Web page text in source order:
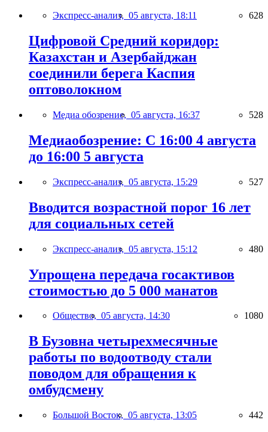
Экспресс-анализ, 05 августа, 18:11 628
Цифровой Средний коридор:
Казахстан и Азербайджан
соединили берега Каспия
оптоволокном
Медиа обозрение, 05 августа, 16:37 528
Медиаобозрение: С 16:00 4 августа
до 16:00 5 августа
Экспресс-анализ, 05 августа, 15:29 527
Вводится возрастной порог 16 лет
для социальных сетей
Экспресс-анализ, 05 августа, 15:12 480
Упрощена передача госактивов
стоимостью до 5 000 манатов
Общество, 05 августа, 14:30 1080
В Бузовна четырехмесячные
работы по водоотводу стали
поводом для обращения к
омбудсмену
Большой Восток, 05 августа, 13:05 442